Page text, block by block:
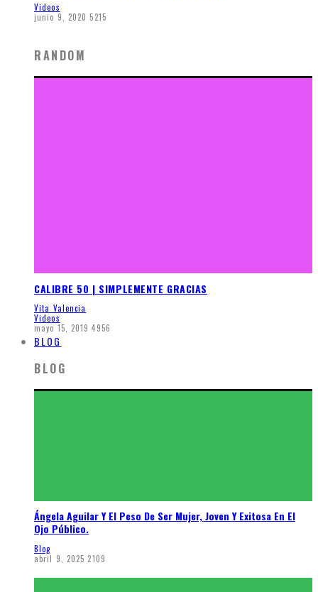
Videos
junio 9, 2020 5215
RANDOM
CALIBRE 50 | SIMPLEMENTE GRACIAS
Vita Valencia
Videos
mayo 15, 2019 4956
BLOG
BLOG
Ángela Aguilar Y El Peso De Ser Mujer, Joven Y Exitosa En El
Ojo Público.
Blog
abril 9, 2025 2109